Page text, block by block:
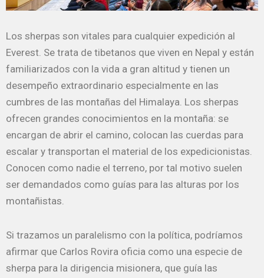
Los sherpas son vitales para cualquier expedición al
Everest. Se trata de tibetanos que viven en Nepal y están
familiarizados con la vida a gran altitud y tienen un
desempeño extraordinario especialmente en las
cumbres de las montañas del Himalaya. Los sherpas
ofrecen grandes conocimientos en la montaña: se
encargan de abrir el camino, colocan las cuerdas para
escalar y transportan el material de los expedicionistas.
Conocen como nadie el terreno, por tal motivo suelen
ser demandados como guías para las alturas por los
montañistas.
Si trazamos un paralelismo con la política, podríamos
afirmar que Carlos Rovira oficia como una especie de
sherpa para la dirigencia misionera, que guía las